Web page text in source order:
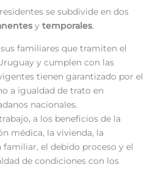
se subdivide en dos
y temporales.
familiares que tramiten el
y cumplen con las
tienen garantizado por el
a igualdad de trato en
nacionales.
a los beneficios de la
médica, la vivienda, la
el debido proceso y el
de condiciones con los